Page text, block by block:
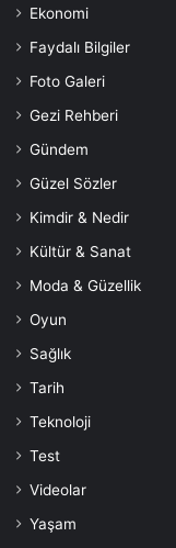
Ekonomi
Faydalı Bilgiler
Foto Galeri
Gezi Rehberi
Gündem
Güzel Sözler
Kimdir & Nedir
Kültür & Sanat
Moda & Güzellik
Oyun
Sağlık
Tarih
Teknoloji
Test
Videolar
Yaşam